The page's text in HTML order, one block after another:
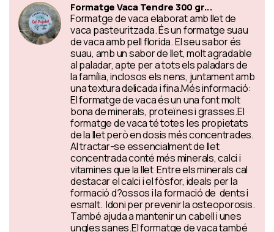
Formatge Vaca Tendre 300 gr...
Formatge de vaca elaborat amb llet de
vaca pasteuritzada. És un formatge suau
de vaca amb pell florida. El seu sabor és
suau, amb un sabor de llet, molt agradable
al paladar, apte per a tots els paladars de
la família, inclosos els nens, juntament amb
una textura delicada i fina.Més informació:
El formatge de vaca és un una font molt
bona de minerals, proteïnes i grasses.El
formatge de vaca té totes les propietats
de la llet però en dosis més concentrades.
Al tractar-se essencialment de llet
concentrada conté més minerals, calci i
vitamines que la llet Entre els minerals cal
destacar el calci i el fòsfor, ideals per la
formació d?ossos i la formació de dents i
esmalt. Idoni per prevenir la osteoporosis.
També ajuda a mantenir un cabell i unes
ungles sanes.El formatge de vaca també